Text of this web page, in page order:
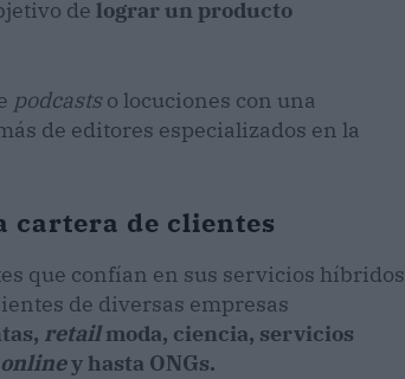
de lograr un producto
podcastso locuciones con una
de editores especializados en la
cartera de clientes
que confían en sus servicios híbridos
de diversas empresas
retailmoda, ciencia, servicios
onliney hasta ONGs.